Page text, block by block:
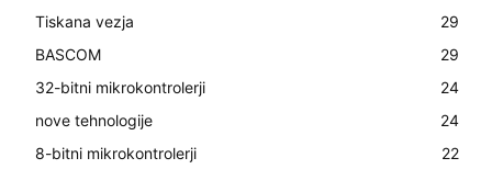
Tiskana vezja
29
BASCOM
29
32-bitni mikrokontrolerji
24
nove tehnologije
24
8-bitni mikrokontrolerji
22